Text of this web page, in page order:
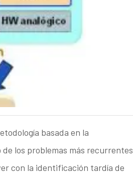
basada en la
los problemas más recurrentes
con la identificación tardía de